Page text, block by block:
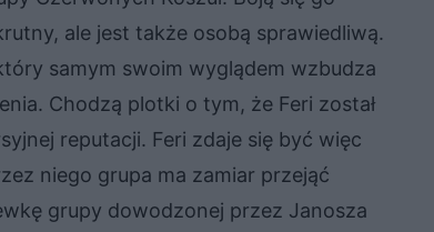
ale jest także osobą sprawiedliwą.
samym swoim wyglądem wzbudza
Chodzą plotki o tym, że Feri został
reputacji. Feri zdaje się być więc
niego grupa ma zamiar przejąć
grupy dowodzonej przez Janosza